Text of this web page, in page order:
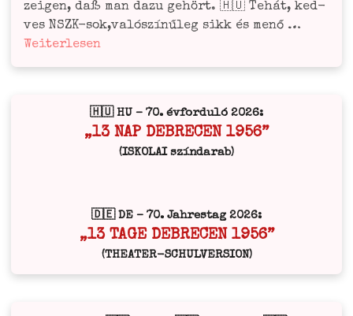
Magyar
ja
zei­gen, daß man dazu gehört. 🇭🇺 Tehát, ked­
ves NSZK-sok,valós­zí­nű­leg sikk és menő …
Wei­ter­le­sen
🇭🇺 HU – 70. évforduló 2026:
„13 NAP DEBRECEN 1956”
(ISKOLAI színdarab)
🇩🇪 DE – 70. Jahrestag 2026:
„13 TAGE DEBRECEN 1956”
(THEATER-SCHULVERSION)